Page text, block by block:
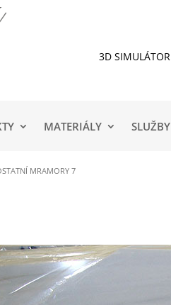
3D SIMULÁTOR
MATERIÁLY SLUŽBY
MRAMORY 7